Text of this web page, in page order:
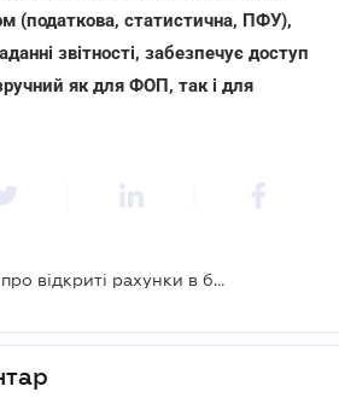
(податкова, статистична, ПФУ),
звітності, забезпечує доступ
як для ФОП, так і для
Як отримати довідку про відкриті рахунки в банках